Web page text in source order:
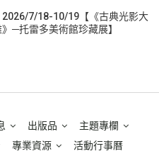
2026/7/18-10/19【《古典光影大
─托雷多美術館珍藏展】
出版品
主題專欄
專業資源 活動行事曆